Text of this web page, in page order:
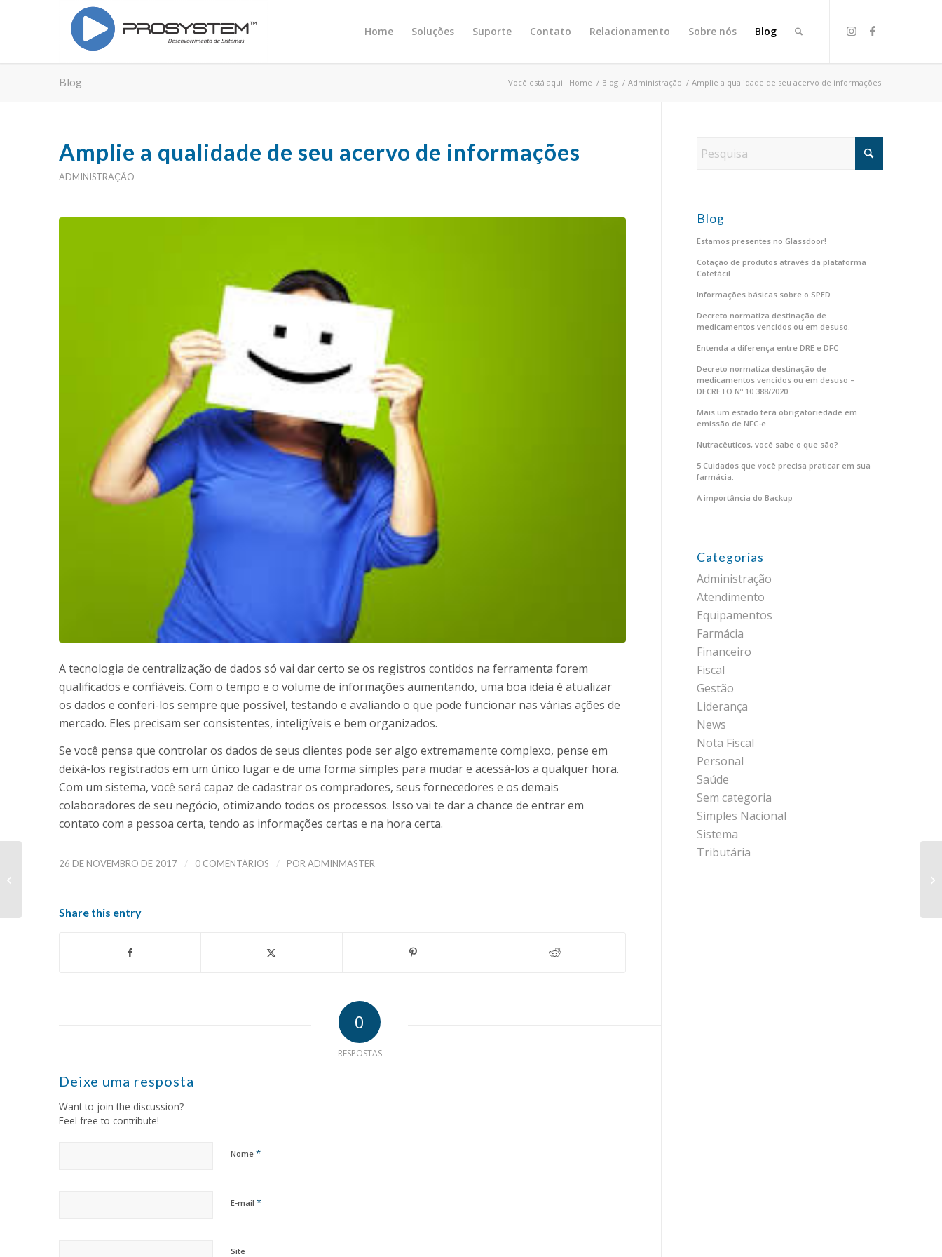
Home Soluções Suporte Contato Relacionamento Sobre nós Blog
Blog Você está aqui: Home / Blog / Administração / Amplie a qualidade de seu acervo de informações
Amplie a qualidade de seu acervo de informações
ADMINISTRAÇÃO
A tecnologia de centralização de dados só vai dar certo se os registros contidos na ferramenta forem
qualificados e confiáveis. Com o tempo e o volume de informações aumentando, uma boa ideia é atualizar
os dados e conferi-los sempre que possível, testando e avaliando o que pode funcionar nas várias ações de
mercado. Eles precisam ser consistentes, inteligíveis e bem organizados.
Se você pensa que controlar os dados de seus clientes pode ser algo extremamente complexo, pense em
deixá-los registrados em um único lugar e de uma forma simples para mudar e acessá-los a qualquer hora.
Com um sistema, você será capaz de cadastrar os compradores, seus fornecedores e os demais
colaboradores de seu negócio, otimizando todos os processos. Isso vai te dar a chance de entrar em
contato com a pessoa certa, tendo as informações certas e na hora certa.
26 DE NOVEMBRO DE 2017 / 0 COMENTÁRIOS / POR ADMINMASTER
Share this entry
0
RESPOSTAS
Deixe uma resposta
Want to join the discussion?
Feel free to contribute!
Nome *
E-mail *
Site
Blog
Estamos presentes no Glassdoor!
Cotação de produtos através da plataforma
Cotefácil
Informações básicas sobre o SPED
Decreto normatiza destinação de
medicamentos vencidos ou em desuso.
Entenda a diferença entre DRE e DFC
Decreto normatiza destinação de
medicamentos vencidos ou em desuso –
DECRETO Nº 10.388/2020
Mais um estado terá obrigatoriedade em
emissão de NFC-e
Nutracêuticos, você sabe o que são?
5 Cuidados que você precisa praticar em sua
farmácia.
A importância do Backup
Categorias
Administração
Atendimento
Equipamentos
Farmácia
Financeiro
Fiscal
Gestão
Liderança
News
Nota Fiscal
Personal
Saúde
Sem categoria
Simples Nacional
Sistema
Tributária